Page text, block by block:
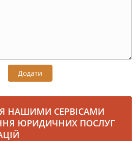
Додати
НАШИМИ СЕРВІСАМИ
ЮРИДИЧНИХ ПОСЛУГ